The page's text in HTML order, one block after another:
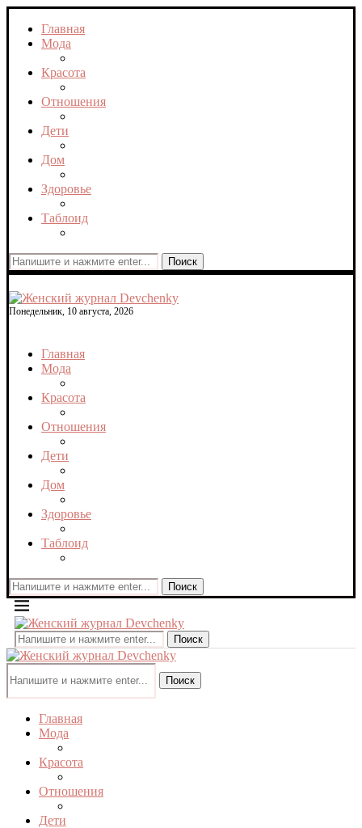
Главная
Мода
Красота
Отношения
Дети
Дом
Здоровье
Таблоид
Поиск
Понедельник, 10 августа, 2026
Главная
Мода
Красота
Отношения
Дети
Дом
Здоровье
Таблоид
Поиск
Поиск
Поиск
Главная
Мода
Красота
Отношения
Дети